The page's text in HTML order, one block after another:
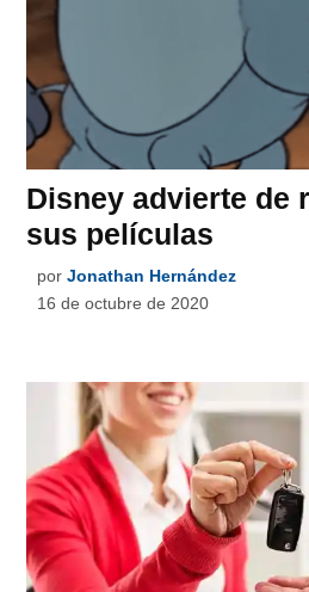
Disney advierte de
sus películas
por Jonathan Hernández
16 de octubre de 2020